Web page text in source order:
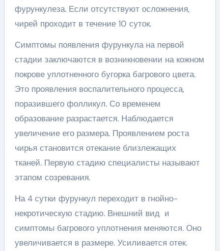
фурункулеза. Если отсутствуют осложнения,
чирей проходит в течение 10 суток.
Симптомы появления фурункула на первой
стадии заключаются в возникновении на кожном
покрове уплотненного бугорка багрового цвета.
Это проявления воспалительного процесса,
поразившего фолликул. Со временем
образование разрастается. Наблюдается
увеличение его размера. Проявлением роста
чирья становится отекание близлежащих
тканей. Первую стадию специалисты называют
этапом созревания.
На 4 сутки фурункул переходит в гнойно-
некротическую стадию. Внешний вид и
симптомы багрового уплотнения меняются. Оно
увеличивается в размере. Усиливается отек.